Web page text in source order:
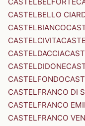
CASTELBELLO
CASTELBIANCO
CASTELCIVITA
CASTELDACCIA
CASTELDIDONE
CASTELFONDO
CASTELFRANCO DI
CASTELFRANCO
CASTELFRANCO